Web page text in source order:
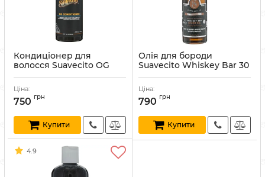
Кондиціонер для
волосся Suavecito OG
Conditioner 473 мл
Артикул:
Ціна:
750 грн
Купити
Олія для бороди
Suavecito Whiskey Bar 30
мл
Артикул:
Ціна:
790 грн
Купити
4.9